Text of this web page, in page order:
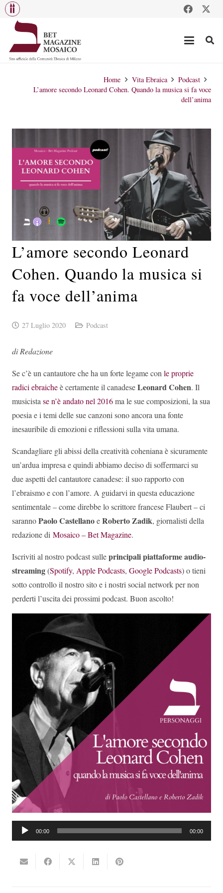
Home Vita Ebraica
Podcast
L’amore secondo Leonard Cohen. Quando la musica si fa voce
dell’anima
L’amore secondo Leonard
Cohen. Quando la musica si
fa voce dell’anima
27 Luglio 2020 Podcast
di Redazione
Se c’è un cantautore che ha un forte legame conle proprie
radici ebraicheè certamente il canadeseLeonard Cohen. Il
musicistase n’è andato nel 2016ma le sue composizioni, la sua
poesia e i temi delle sue canzoni sono ancora una fonte
inesauribile di emozioni e riflessioni sulla vita umana.
Scandagliare gli abissi della creatività coheniana è sicuramente
un’ardua impresa e quindi abbiamo deciso di soffermarci su
due aspetti del cantautore canadese: il suo rapporto con
l’ebraismo e con l’amore. A guidarvi in questa educazione
sentimentale – come direbbe lo scrittore francese Flaubert – ci
sarannoPaolo CastellanoeRoberto Zadik, giornalisti della
redazione di Mosaico – Bet Magazine.
Iscriviti al nostro podcast sulleprincipali piattaforme audio-
streaming(Spotify, Apple Podcasts, Google Podcasts) o tieni
sotto controllo il nostro sito e i nostri social network per non
perderti l’uscita dei prossimi podcast. Buon ascolto!
Audio
Player
00:00 00:00